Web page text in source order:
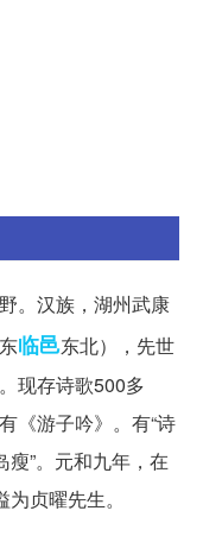
。汉族，湖州武康
临邑东北），先世
现存诗歌500多
《游子吟》。有“诗
瘦”。元和九年，在
贞曜先生。